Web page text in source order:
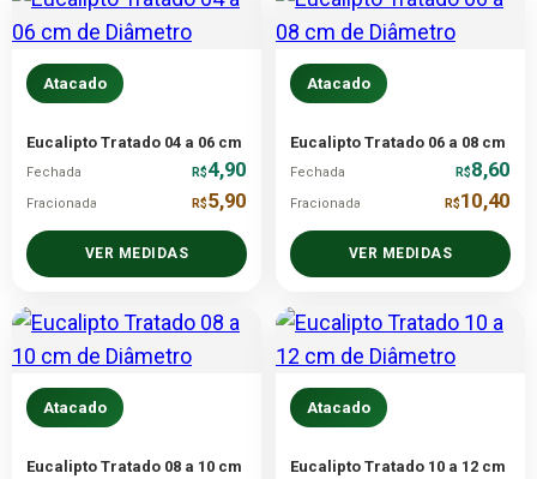
Atacado
Eucalipto Tratado 04 a 06 cm
Fechada R$4,90
Fracionada R$5,90
VER MEDIDAS
Atacado
Eucalipto Tratado 06 a 08 cm
Fechada R$8,60
Fracionada R$10,40
VER MEDIDAS
Atacado
Eucalipto Tratado 08 a 10 cm
Atacado
Eucalipto Tratado 10 a 12 cm